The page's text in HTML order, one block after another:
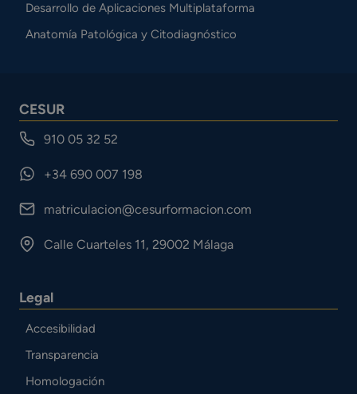
Desarrollo de Aplicaciones Multiplataforma
Anatomía Patológica y Citodiagnóstico
CESUR
910 05 32 52
+34 690 007 198
matriculacion@cesurformacion.com
Calle Cuarteles 11, 29002 Málaga
Legal
Accesibilidad
Transparencia
Homologación